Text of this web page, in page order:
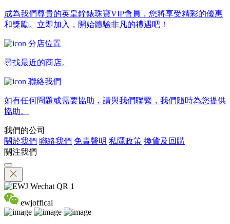
成為我們尊貴的英皇鐘錶珠寶VIP會員，您將享受精彩的優惠
和獎勵。立即加入，開始體驗非凡的禮遇吧！
分店位置
尋找最近的商店。
聯絡我們
如有任何問題或需要協助，請與我們聯繫，我們隨時為您提供
協助。
我們的公司
關於我們 聯絡我們 免責聲明 私隱政策 換貨及回購
關注我們
ewjoffical